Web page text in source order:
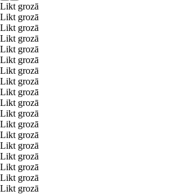
Likt grozā
Likt grozā
Likt grozā
Likt grozā
Likt grozā
Likt grozā
Likt grozā
Likt grozā
Likt grozā
Likt grozā
Likt grozā
Likt grozā
Likt grozā
Likt grozā
Likt grozā
Likt grozā
Likt grozā
Likt grozā